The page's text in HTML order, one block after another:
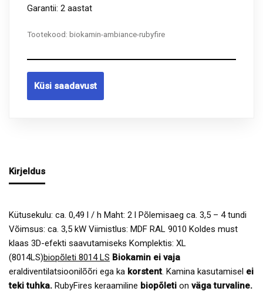
Garantii: 2 aastat
Tootekood: biokamin-ambiance-rubyfire
Küsi saadavust
Kirjeldus
Kütusekulu: ca. 0,49 l / h Maht: 2 l Põlemisaeg ca. 3,5 – 4 tundi
Võimsus: ca. 3,5 kW Viimistlus: MDF RAL 9010 Koldes must
klaas 3D-efekti saavutamiseks Komplektis: XL
(8014LS)biopõleti 8014 LS Biokamin ei vaja
eraldiventilatsioonilõõri ega ka korstent. Kamina kasutamisel ei
teki tuhka. RubyFires keraamiline biopõleti on väga turvaline.